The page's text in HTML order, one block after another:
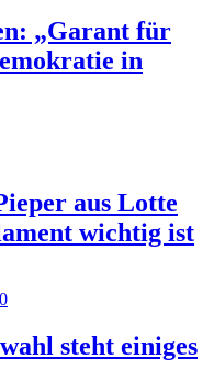
„Garant für
in
aus Lotte
wichtig ist
steht einiges